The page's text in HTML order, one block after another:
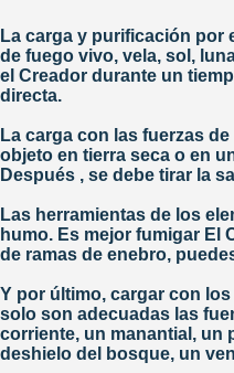
La carga y purificación por
de fuego vivo, vela, sol,
el Creador durante un
directa.
La carga con las fuerzas
objeto en tierra seca o en
Después , se debe tirar la
Las herramientas de los
humo. Es mejor fumigar El
de ramas de enebro,
Y por último, cargar con
solo son adecuadas las
corriente, un manantial, un
deshielo del bosque, un